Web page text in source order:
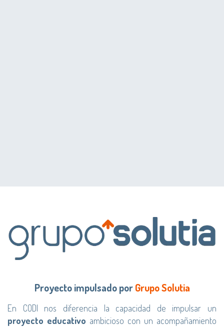
Proyecto impulsado porGrupo Solutia
En CODI nos diferencia la capacidad de impulsar un
proyecto educativo ambicioso con un acompañamiento